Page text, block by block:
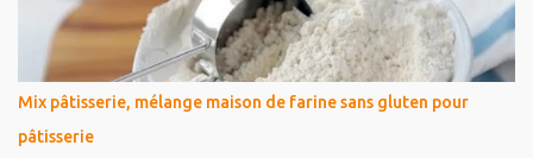
Mix pâtisserie, mélange maison de farine sans gluten pour
pâtisserie